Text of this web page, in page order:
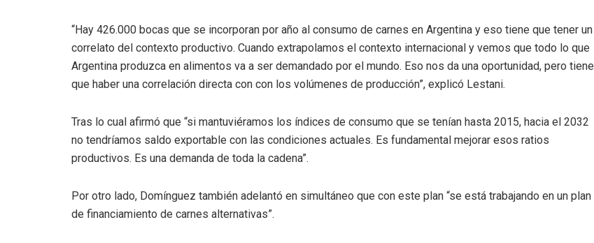
“Hay 426.000 bocas que se incorporan por año al consumo de carnes en Argentina y eso tiene que tener un
correlato del contexto productivo. Cuando extrapolamos el contexto internacional y vemos que todo lo que
Argentina produzca en alimentos va a ser demandado por el mundo. Eso nos da una oportunidad, pero tiene
que haber una correlación directa con con los volúmenes de producción”, explicó Lestani.
Tras lo cual afirmó que “si mantuviéramos los índices de consumo que se tenían hasta 2015, hacia el 2032
no tendríamos saldo exportable con las condiciones actuales. Es fundamental mejorar esos ratios
productivos. Es una demanda de toda la cadena”.
Por otro lado, Domínguez también adelantó en simultáneo que con este plan “se está trabajando en un plan
de financiamiento de carnes alternativas”.